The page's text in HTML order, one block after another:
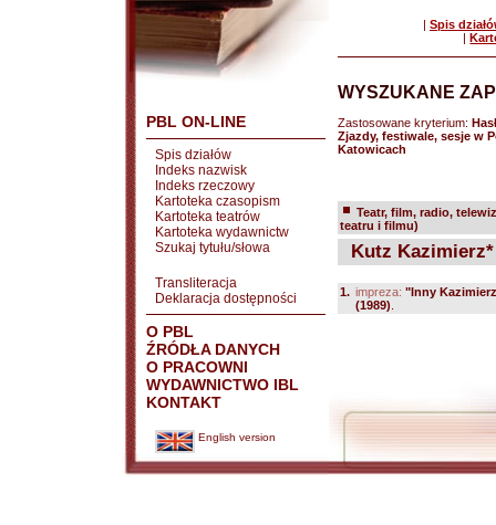
PBL ON-LINE
Spis działów
Indeks nazwisk
Indeks rzeczowy
Kartoteka czasopism
Kartoteka teatrów
Kartoteka wydawnictw
Szukaj tytułu/słowa
Transliteracja
Deklaracja dostępności
O PBL
ŹRÓDŁA DANYCH
O PRACOWNI
WYDAWNICTWO IBL
KONTAKT
English version
| Spis
|
WYSZUKANE
Zastosowane kryterium:
Zjazdy, festiwale, sesje w
Katowicach
Teatr, film, radio,
teatru i filmu)
Kutz Kazimierz*
1. impreza: "Inny
(1989)